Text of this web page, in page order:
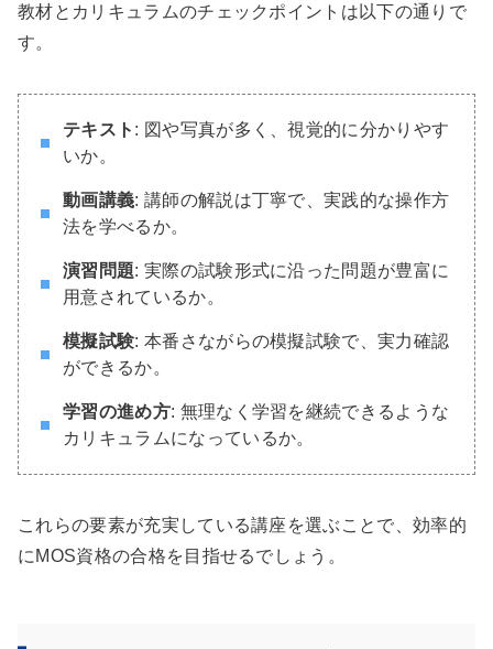
教材とカリキュラムのチェックポイントは以下の通りで
す。
テキスト : 図や写真が多く、視覚的に分かりやす
いか。
動画講義: 講師の解説は丁寧で、実践的な操作方
法を学べるか。
演習問題: 実際の試験形式に沿った問題が豊富に
用意されているか。
模擬試験: 本番さながらの模擬試験で、実力確認
ができるか。
学習の進め方: 無理なく学習を継続できるような
カリキュラムになっているか。
これらの要素が充実している講座を選ぶことで、効率的
にMOS資格の合格を目指せるでしょう。